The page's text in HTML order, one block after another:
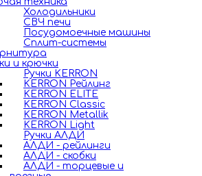
Холодильники
СВЧ печи
Посудомоечные машины
Сплит-системы
и крючки
Ручки KERRON
KERRON Рейлинг
KERRON ELITE
KERRON Classic
KERRON Metallik
KERRON Light
Ручки АЛДИ
АЛДИ - рейлинги
АЛДИ - скобки
АЛДИ - торцевые и